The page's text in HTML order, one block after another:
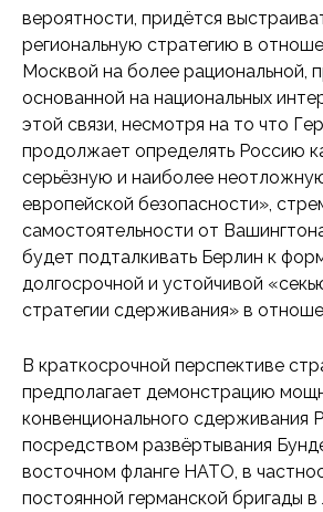
вероятности, придётся
региональную стратегию в
Москвой на более рациональной,
основанной на национальных
этой связи, несмотря на то что
продолжает определять Россию
серьёзную и наиболее
европейской безопасности»,
самостоятельности от
будет подталкивать Берлин к
долгосрочной и устойчивой
стратегии сдерживания» в
В краткосрочной перспективе
предполагает демонстрацию
конвенционального сдерживания
посредством развёртывания
восточном фланге НАТО, в
постоянной германской бригады